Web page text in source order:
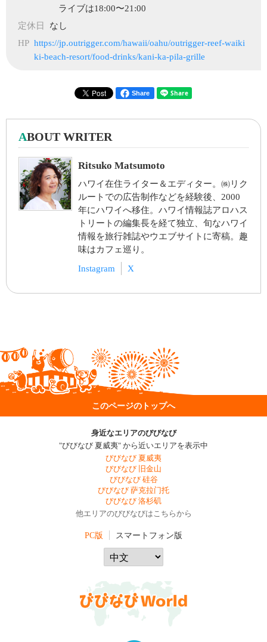
ライブは18:00〜21:00
定休日
なし
HP https://jp.outrigger.com/hawaii/oahu/outrigger-reef-waiki
ki-beach-resort/food-drinks/kani-ka-pila-grille
Share
ABOUT WRITER
Ritsuko Matsumoto
ハワイ在住ライター＆エディター。㈱リク
ルートでの広告制作などを経験後、2000
年にハワイへ移住。ハワイ情報誌アロハス
トリートの編集長を経て独立、旬なハワイ
情報を旅行雑誌やウエブサイトに寄稿。趣
味はカフェ巡り。
Instagram
X
このページのトップへ
身近なエリアのびびなび
"びびなび 夏威夷" から近いエリアを表示中
びびなび 夏威夷
びびなび 旧金山
びびなび 硅谷
びびなび 萨克拉门托
びびなび 洛杉矶
他エリアのびびなびはこちらから
PC版 スマートフォン版